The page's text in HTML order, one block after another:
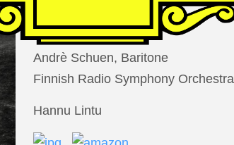
Andrè Schuen, Baritone
Finnish Radio Symphony Orchestra
Hannu Lintu